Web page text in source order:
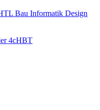
Bau Informatik Design
4cHBT